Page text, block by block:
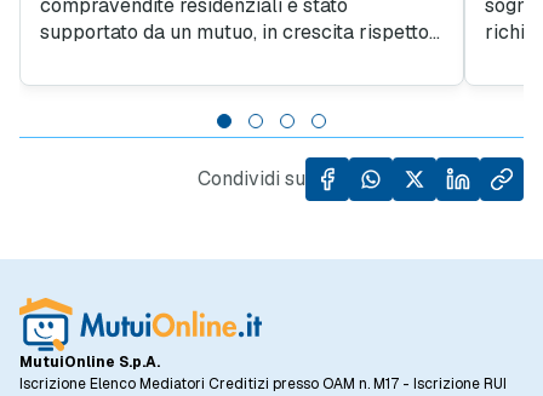
supportato da un mutuo, in crescita rispetto
trend evidenzia quanto sia importante
l'accesso al credito per facilitare l'acquisto
di case, specialmente in un contesto in cui il
prezzo al metro quadro degli immobili ha
registrato un incremento del 5,5% rispetto
Condividi su
MutuiOnline S.p.A.
Iscrizione Elenco Mediatori Creditizi presso OAM n. M17 - Iscrizione RUI